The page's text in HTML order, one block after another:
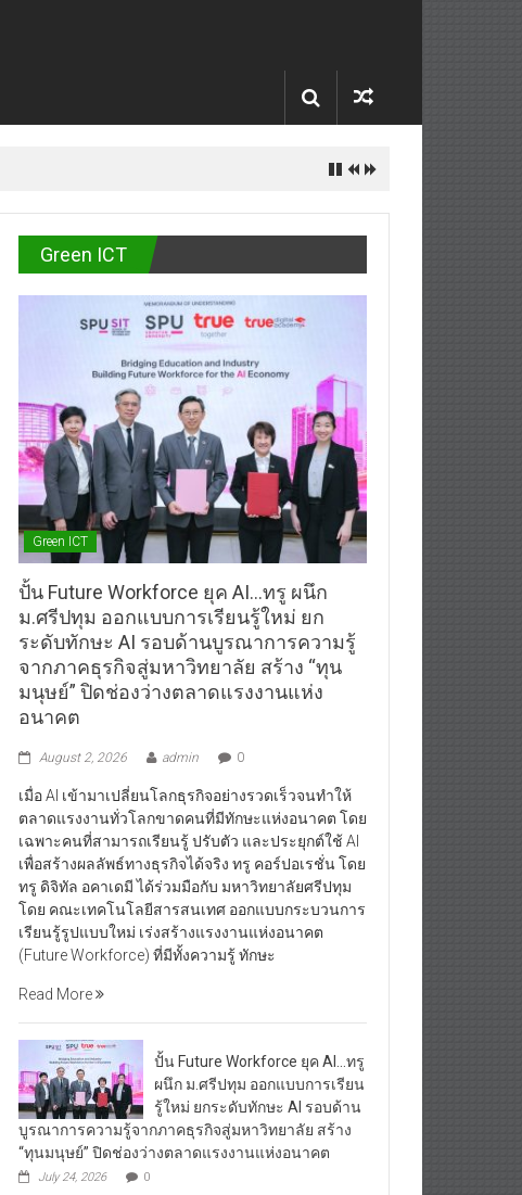
Green ICT
Green ICT
ปั้น Future Workforce ยุค AI…ทรู ผนึก
ม.ศรีปทุม ออกแบบการเรียนรู้ใหม่ ยก
ระดับทักษะ AI รอบด้านบูรณาการความรู้
จากภาคธุรกิจสู่มหาวิทยาลัย สร้าง “ทุน
มนุษย์” ปิดช่องว่างตลาดแรงงานแห่ง
อนาคต
August 2, 2026 admin 0
เมื่อ AI เข้ามาเปลี่ยนโลกธุรกิจอย่างรวดเร็วจนทำให้
ตลาดแรงงานทั่วโลกขาดคนที่มีทักษะแห่งอนาคต โดย
เฉพาะคนที่สามารถเรียนรู้ ปรับตัว และประยุกต์ใช้ AI
เพื่อสร้างผลลัพธ์ทางธุรกิจได้จริง ทรู คอร์ปอเรชั่น โดย
ทรู ดิจิทัล อคาเดมี ได้ร่วมมือกับ มหาวิทยาลัยศรีปทุม
โดย คณะเทคโนโลยีสารสนเทศ ออกแบบกระบวนการ
เรียนรู้รูปแบบใหม่ เร่งสร้างแรงงานแห่งอนาคต
(Future Workforce) ที่มีทั้งความรู้ ทักษะ
Read More
ปั้น Future Workforce ยุค AI…ทรู
ผนึก ม.ศรีปทุม ออกแบบการเรียน
รู้ใหม่ ยกระดับทักษะ AI รอบด้าน
บูรณาการความรู้จากภาคธุรกิจสู่มหาวิทยาลัย สร้าง
“ทุนมนุษย์” ปิดช่องว่างตลาดแรงงานแห่งอนาคต
July 24, 2026 0